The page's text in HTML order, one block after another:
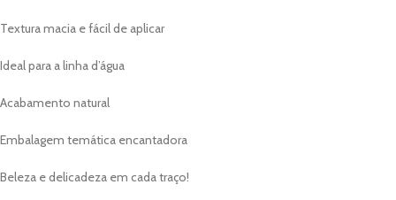
Textura macia e fácil de aplicar
Ideal para a linha d’água
Acabamento natural
Embalagem temática encantadora
Beleza e delicadeza em cada traço!